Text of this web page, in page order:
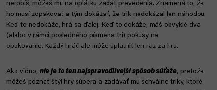
nerobíš, môžeš mu na oplátku zadať prevedenia. Znamená to, že
ho musí zopakovať a tým dokázať, že trik nedokázal len náhodou.
Keď to nedokáže, hrá sa ďalej. Keď to dokáže, máš obvyklé dva
(alebo v rámci posledného písmena tri) pokusy na
opakovanie. Každý hráč ale môže uplatniť len raz za hru.
Ako vidno, nie je to ten najspravodlivejší spôsob súťaže, pretože
môžeš poznať štýl hry súpera a zadávať mu schválne triky, ktoré